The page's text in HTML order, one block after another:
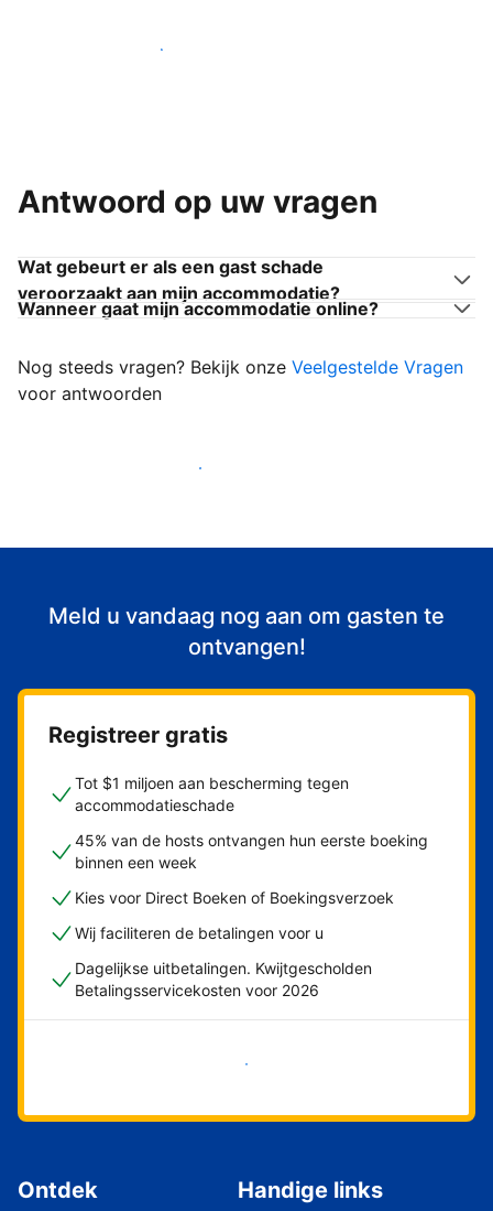
Word een van onze vele hosts
Antwoord op uw vragen
Wat gebeurt er als een gast schade
veroorzaakt aan mijn accommodatie?
Wanneer gaat mijn accommodatie online?
Nog steeds vragen? Bekijk onze Veelgestelde Vragen
voor antwoorden
Begin met het verwelkomen van gasten
Meld u vandaag nog aan om gasten te
ontvangen!
Registreer gratis
Tot $1 miljoen aan bescherming tegen
accommodatieschade
45% van de hosts ontvangen hun eerste boeking
binnen een week
Kies voor Direct Boeken of Boekingsverzoek
Wij faciliteren de betalingen voor u
Dagelijkse uitbetalingen. Kwijtgescholden
Betalingsservicekosten voor 2026
Nu meteen beginnen
Ontdek Handige links